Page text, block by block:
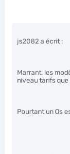
js2082 a écrit :
Marrant, les
niveau tarifs
Pourtant un Os